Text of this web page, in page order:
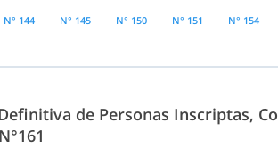
N° 144 N° 145 N° 150 N° 151 N° 154
de Personas Inscriptas,